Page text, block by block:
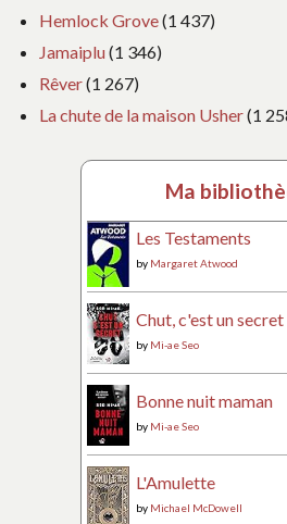
Hemlock Grove(1 437)
Jamaiplu(1 346)
Rêver(1 267)
La chute de la maison Usher(1
Ma
Les Testaments
by Margaret Atwood
Chut, c'est un secret
by Mi-ae Seo
Bonne nuit maman
by Mi-ae Seo
L'Amulette
by Michael McDowell